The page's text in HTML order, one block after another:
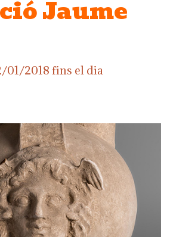
Jaume
01/2018 fins el dia